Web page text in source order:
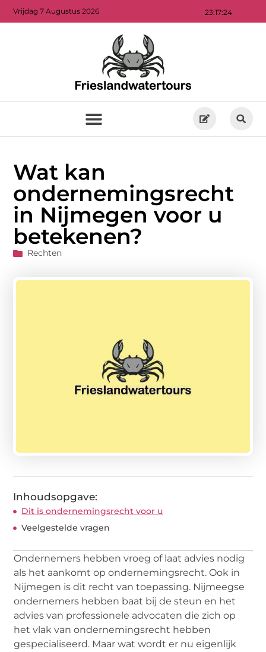
23:17:24
Vrijdag 7 Augustus 2026
Wat kan
ondernemingsrecht
in Nijmegen voor u
betekenen?
Rechten
Inhoudsopgave:
Dit is ondernemingsrecht voor u
Veelgestelde vragen
Ondernemers hebben vroeg of laat advies nodig
als het aankomt op ondernemingsrecht. Ook in
Nijmegen is dit recht van toepassing. Nijmeegse
ondernemers hebben baat bij de steun en het
advies van professionele advocaten die zich op
het vlak van ondernemingsrecht hebben
gespecialiseerd. Maar wat wordt er nu eigenlijk